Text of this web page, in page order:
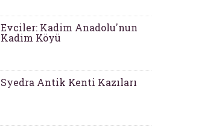
Evciler: Kadim Anadolu'nun
Kadim Köyü
Syedra Antik Kenti Kazıları